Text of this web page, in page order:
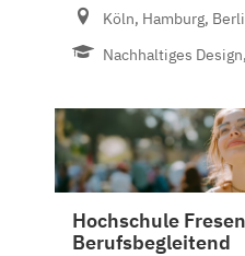
Köln, Hamburg,
Nachhaltiges
Hochschule
Berufsbegleitend